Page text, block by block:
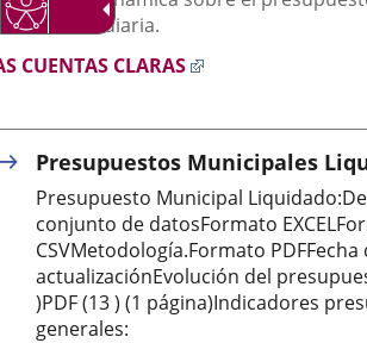
diaria.
CUENTAS CLARAS
externa.
Presupuestos Municipales
Presupuesto Municipal
conjunto de datosFormato
CSVMetodología.Formato PDFFecha
actualizaciónEvolución del
)PDF (13 ) (1 página)Indicadores
generales: